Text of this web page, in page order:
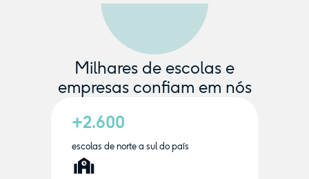
Milhares de escolas e
empresas confiam em nós
+2.600
escolas de norte a sul do país